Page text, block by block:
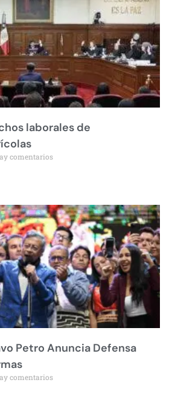
laborales de
comentarios
Petro Anuncia Defensa
comentarios